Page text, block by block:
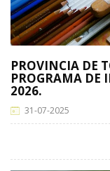
PROVINCIA DE
PROGRAMA DE
2026.
31-07-2025